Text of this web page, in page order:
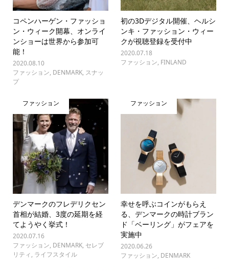
コペンハーゲン・ファッショ
ン・ウィーク開幕、オンライ
ンショーは世界から参加可
能！
2020.08.10
ファッション, DENMARK, スナッ
プ
初の3Dデジタル開催、ヘルシ
ンキ・ファッション・ウィー
クが視聴登録を受付中
2020.07.18
ファッション, FINLAND
ファッション
デンマークのフレデリクセン
首相が結婚、3度の延期を経
てようやく挙式！
2020.07.16
ファッション, DENMARK, セレブ
リティ, ライフスタイル
ファッション
幸せを呼ぶコインがもらえ
る、デンマークの時計ブラン
ド「ベーリング」がフェアを
実施中
2020.06.26
ファッション, DENMARK